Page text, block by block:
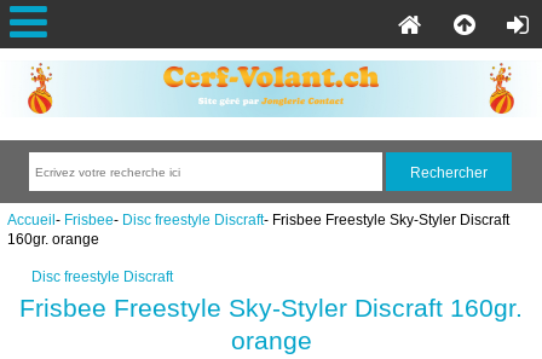
Accueil- Frisbee- Disc freestyle Discraft- Frisbee Freestyle Sky-Styler Discraft
160gr. orange
Disc freestyle Discraft
Frisbee Freestyle Sky-Styler Discraft 160gr.
orange